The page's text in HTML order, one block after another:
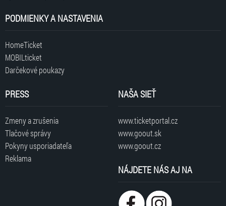
PODMIENKY A NASTAVENIA
HomeTicket
MOBILticket
Darčekové poukazy
PRESS
Zmeny a zrušenia
Tlačové správy
Pokyny usporiadateľa
Reklama
NAŠA SIEŤ
www.ticketportal.cz
www.goout.sk
www.goout.cz
NÁJDETE NÁS AJ NA